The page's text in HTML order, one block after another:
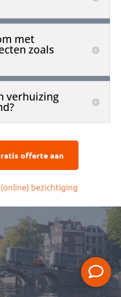
met
zoals
verhuizing
offerte aan
bezichtiging